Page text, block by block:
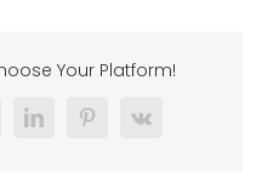
Your Platform!
LinkedInPinterest
Vk